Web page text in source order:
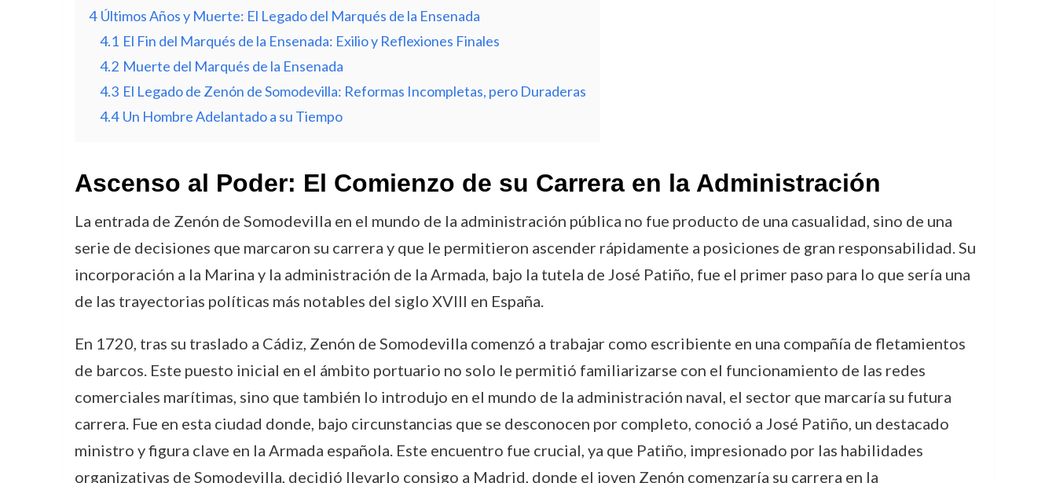
4 Últimos Años y Muerte: El Legado del Marqués de la Ensenada
4.1 El Fin del Marqués de la Ensenada: Exilio y Reflexiones Finales
4.2 Muerte del Marqués de la Ensenada
4.3 El Legado de Zenón de Somodevilla: Reformas Incompletas, pero Duraderas
4.4 Un Hombre Adelantado a su Tiempo
Ascenso al Poder: El Comienzo de su Carrera en la Administración
La entrada de Zenón de Somodevilla en el mundo de la administración pública no fue producto de una casualidad, sino de una
serie de decisiones que marcaron su carrera y que le permitieron ascender rápidamente a posiciones de gran responsabilidad. Su
incorporación a la Marina y la administración de la Armada, bajo la tutela de José Patiño, fue el primer paso para lo que sería una
de las trayectorias políticas más notables del siglo XVIII en España.
En 1720, tras su traslado a Cádiz, Zenón de Somodevilla comenzó a trabajar como escribiente en una compañía de fletamientos
de barcos. Este puesto inicial en el ámbito portuario no solo le permitió familiarizarse con el funcionamiento de las redes
comerciales marítimas, sino que también lo introdujo en el mundo de la administración naval, el sector que marcaría su futura
carrera. Fue en esta ciudad donde, bajo circunstancias que se desconocen por completo, conoció a José Patiño, un destacado
ministro y figura clave en la Armada española. Este encuentro fue crucial, ya que Patiño, impresionado por las habilidades
organizativas de Somodevilla, decidió llevarlo consigo a Madrid, donde el joven Zenón comenzaría su carrera en la